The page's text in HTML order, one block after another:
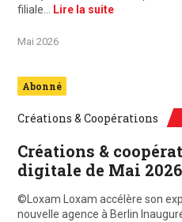
filiale… Lire la suite
Mai 2026
Abonné
Créations & Coopérations
Créations &
digitale de Mai 2026
©Loxam Loxam accélère son
nouvelle agence à Berlin